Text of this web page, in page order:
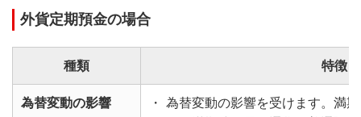
外貨定期預金の場合
種類 特徴
為替変動の影響 ・
為替変動の影響を受けます。満